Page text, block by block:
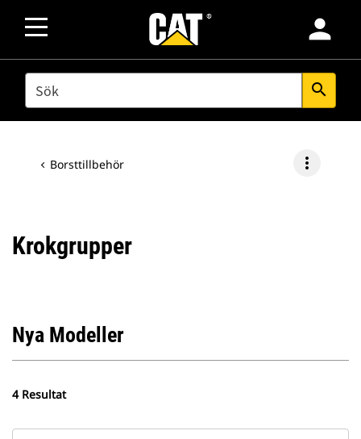
person
SEARCH search
Borsttillbehör more_vert
Krokgrupper
Nya Modeller
4 Resultat